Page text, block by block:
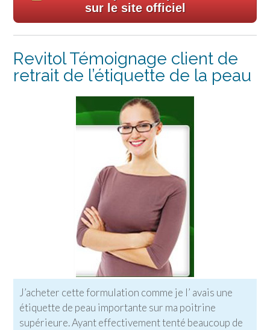
sur le site officiel
Revitol Témoignage client de
retrait de l’étiquette de la peau
J’acheter cette formulation comme je l’ avais une
étiquette de peau importante sur ma poitrine
supérieure. Ayant effectivement tenté beaucoup de